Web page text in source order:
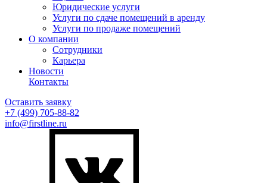
Юридические услуги
Услуги по сдаче помещений в аренду
Услуги по продаже помещений
О компании
Сотрудники
Карьера
Новости
Контакты
Оставить заявку
+7 (499) 705-88-82
info@firstline.ru